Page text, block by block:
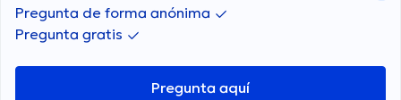
Pregunta de forma anónima
Pregunta gratis
Pregunta aquí